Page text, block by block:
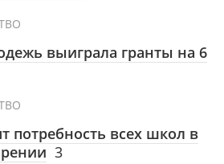
выиграла гранты на 6
потребность всех школ в
3